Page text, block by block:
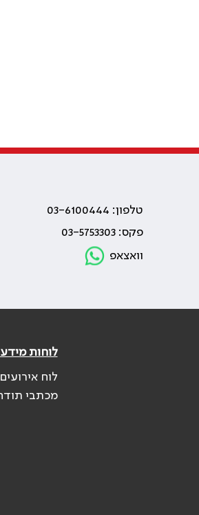
טלפון: 03-6100444
פקס: 03-5753303
וואצאפ
לוחות מידע
לוח אירועים
מכתבי